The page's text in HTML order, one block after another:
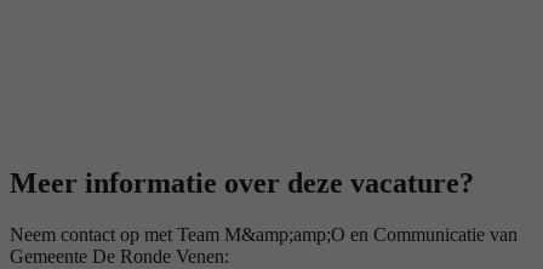
Meer informatie over deze vacature?
Neem contact op met Team M&amp;amp;O en Communicatie van
Gemeente De Ronde Venen: